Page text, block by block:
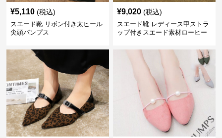
¥5,110 (税込)
スエード靴 リボン付き太ヒール
尖頭パンプス
¥9,020 (税込)
スエード靴 レディース甲ストラ
ップ付きスエード素材ローヒー